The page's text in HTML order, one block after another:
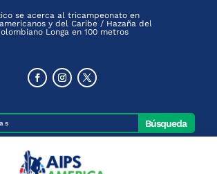
se acerca al tricampeonato en
y del Caribe / Hazaña del
Longa en 100 metros